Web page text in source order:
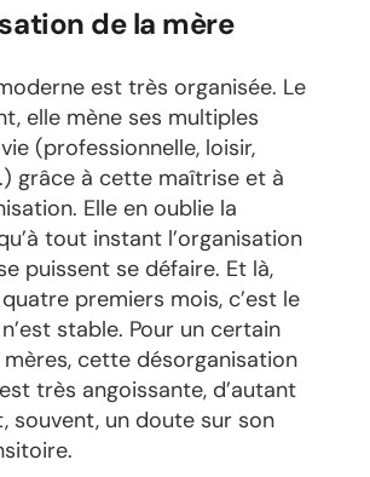
de la mère
est très organisée. Le
elle mène ses multiples
(professionnelle, loisir,
grâce à cette maîtrise et à
Elle en oublie la
tout instant l’organisation
puissent se défaire. Et là,
premiers mois, c’est le
stable. Pour un certain
cette désorganisation
très angoissante, d’autant
souvent, un doute sur son